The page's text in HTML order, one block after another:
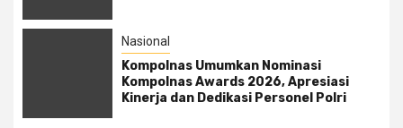
Nasional
Kompolnas Umumkan Nominasi
Kompolnas Awards 2026, Apresiasi
Kinerja dan Dedikasi Personel Polri